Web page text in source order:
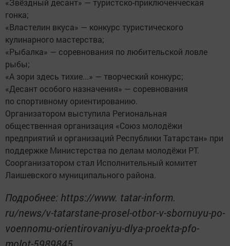
«Звёздный десант» — туристско-приключенческая
гонка;
«Властелин вкуса» — конкурс туристического
кулинарного мастерства;
«Рыбалка» — соревнования по любительской ловле
рыбы;
«А зори здесь тихие...» — творческий конкурс;
«Десант особого назначения» — соревнования
по спортивному ориентированию.
Организатором выступила Региональная
общественная организация «Союз молодёжи
предприятий и организаций Республики Татарстан» при
поддержке Министерства по делам молодёжи РТ.
Соорганизатором стал Исполнительный комитет
Лаишевского муниципального района.
Подробнее: https://www. tatar-inform.
ru/news/v-tatarstane-prosel-otbor-v-sbornuyu-po-
voennomu-orientirovaniyu-dlya-proekta-pfo-
molot-5989845